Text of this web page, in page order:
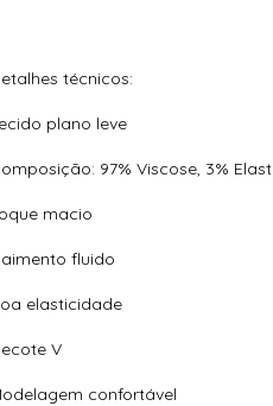
técnicos:
plano leve
97% Viscose, 3%
macio
fluido
elasticidade
V
confortável